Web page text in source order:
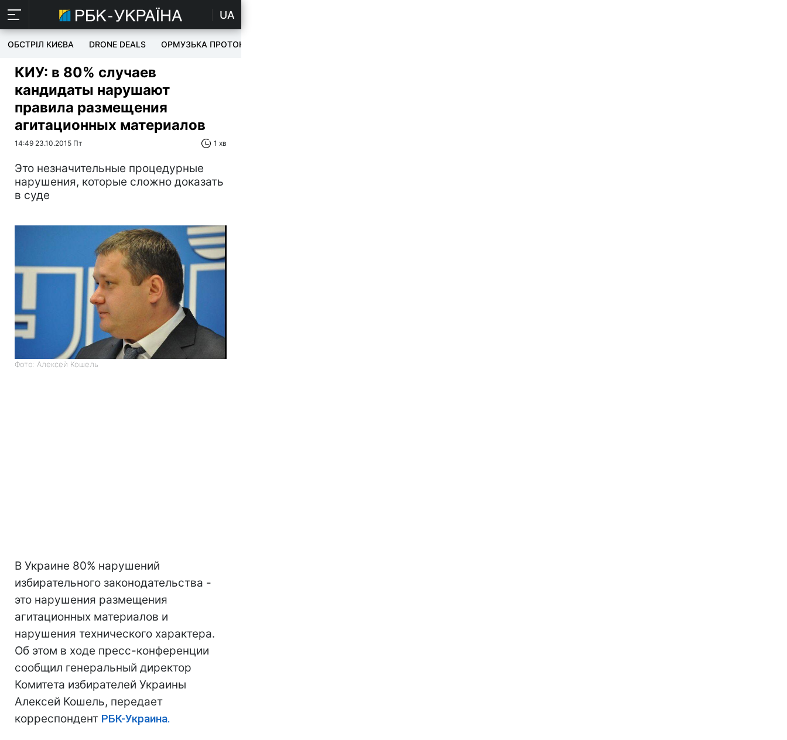
UA
ОБСТРІЛ КИЄВА DRONE DEALS ОРМУЗЬКА ПРОТОКА
КИУ: в 80% случаев
кандидаты нарушают
правила размещения
агитационных материалов
14:49 23.10.2015 Пт 1 хв
Это незначительные процедурные
нарушения, которые сложно доказать
в суде
Фото: Алексей Кошель
В Украине 80% нарушений
избирательного законодательства -
это нарушения размещения
агитационных материалов и
нарушения технического характера.
Об этом в ходе пресс-конференции
сообщил генеральный директор
Комитета избирателей Украины
Алексей Кошель, передает
корреспондент РБК-Украина.